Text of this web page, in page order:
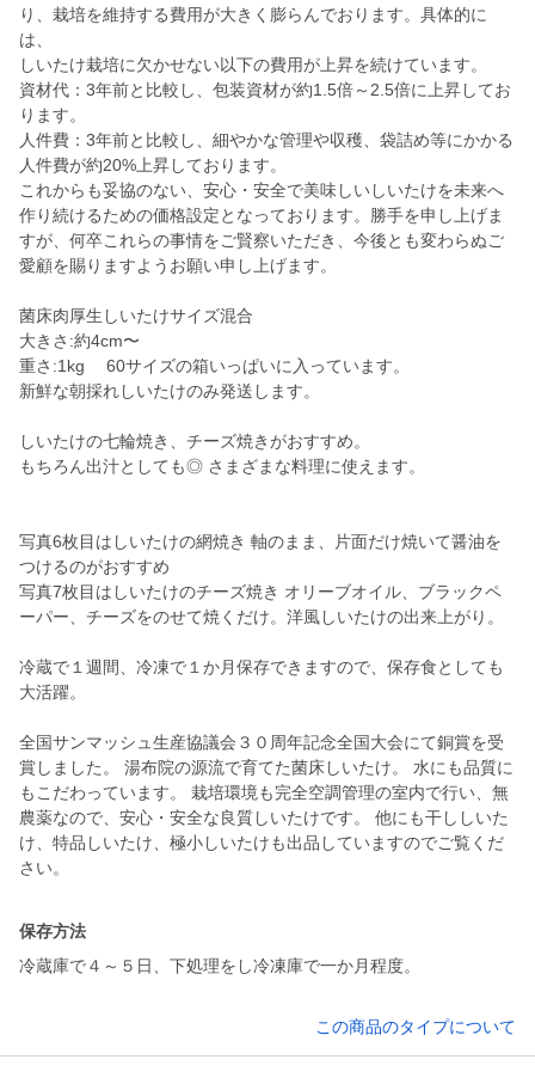
り、栽培を維持する費用が大きく膨らんでおります。具体的に
は、
しいたけ栽培に欠かせない以下の費用が上昇を続けています。
資材代：3年前と比較し、包装資材が約1.5倍～2.5倍に上昇してお
ります。
人件費：3年前と比較し、細やかな管理や収穫、袋詰め等にかかる
人件費が約20%上昇しております。
これからも妥協のない、安心・安全で美味しいしいたけを未来へ
作り続けるための価格設定となっております。勝手を申し上げま
すが、何卒これらの事情をご賢察いただき、今後とも変わらぬご
愛顧を賜りますようお願い申し上げます。
菌床肉厚生しいたけサイズ混合
大きさ:約4cm〜
重さ:1kg 60サイズの箱いっぱいに入っています。
新鮮な朝採れしいたけのみ発送します。
しいたけの七輪焼き、チーズ焼きがおすすめ。
もちろん出汁としても◎ さまざまな料理に使えます。
写真6枚目はしいたけの網焼き 軸のまま、片面だけ焼いて醤油を
つけるのがおすすめ
写真7枚目はしいたけのチーズ焼き オリーブオイル、ブラックペ
ーパー、チーズをのせて焼くだけ。洋風しいたけの出来上がり。
冷蔵で１週間、冷凍で１か月保存できますので、保存食としても
大活躍。
全国サンマッシュ生産協議会３０周年記念全国大会にて銅賞を受
賞しました。 湯布院の源流で育てた菌床しいたけ。 水にも品質に
もこだわっています。 栽培環境も完全空調管理の室内で行い、無
農薬なので、安心・安全な良質しいたけです。 他にも干ししいた
け、特品しいたけ、極小しいたけも出品していますのでご覧くだ
さい。
保存方法
冷蔵庫で４～５日、下処理をし冷凍庫で一か月程度。
この商品のタイプについて